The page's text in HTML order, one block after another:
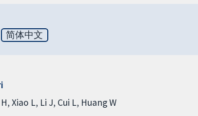
简体中文
Xiao L Li J Cui L Huang W